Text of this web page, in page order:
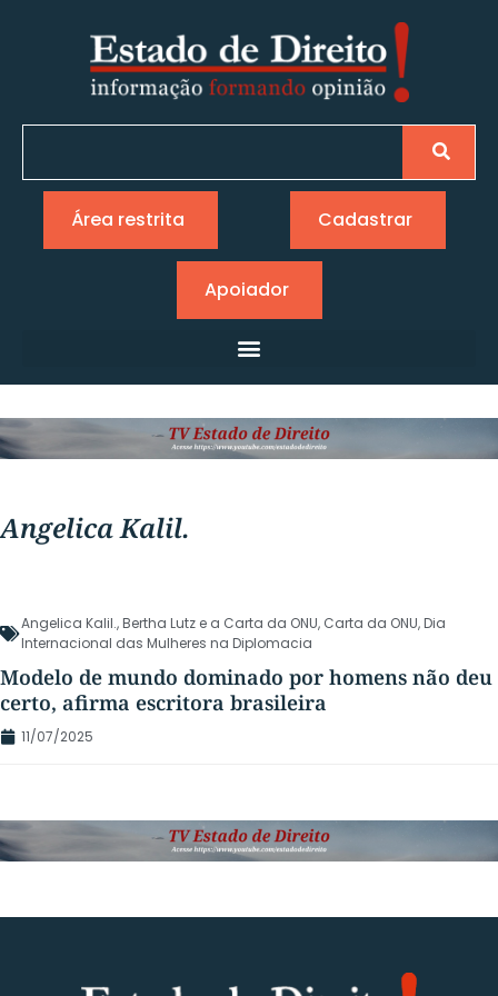
Área restrita Cadastrar
Apoiador
Angelica Kalil.
Angelica Kalil.,Bertha Lutz e a Carta da ONU, Carta da ONU,Dia
Internacional das Mulheres na Diplomacia
Modelo de mundo dominado por homens não deu
certo, afirma escritora brasileira
11/07/2025